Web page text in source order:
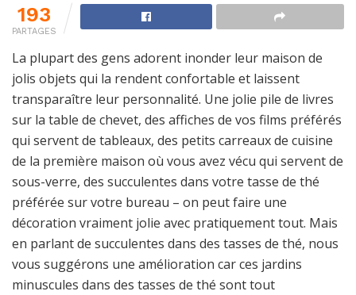
193
PARTAGES
La plupart des gens adorent inonder leur maison de
jolis objets qui la rendent confortable et laissent
transparaître leur personnalité. Une jolie pile de livres
sur la table de chevet, des affiches de vos films préférés
qui servent de tableaux, des petits carreaux de cuisine
de la première maison où vous avez vécu qui servent de
sous-verre, des succulentes dans votre tasse de thé
préférée sur votre bureau – on peut faire une
décoration vraiment jolie avec pratiquement tout. Mais
en parlant de succulentes dans des tasses de thé, nous
vous suggérons une amélioration car ces jardins
minuscules dans des tasses de thé sont tout